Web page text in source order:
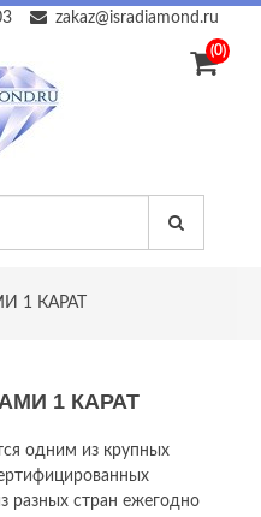
zakaz@isradiamond.ru
(0)
1 КАРАТ
1 КАРАТ
одним из крупных
разных стран ежегодно